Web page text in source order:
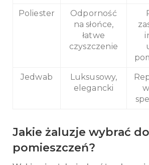
Poliester
Odporność
na słońce,
łatwe
czyszczenie
Jedwab
Luksusowy,
elegancki
Jakie żaluzje wybrać
pomieszczeń?